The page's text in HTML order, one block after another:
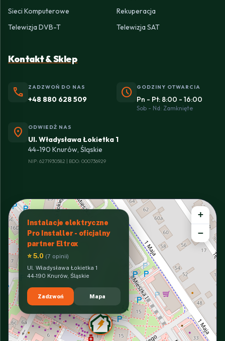
Sieci Komputerowe
Rekuperacja
Telewizja DVB-T
Telewizja SAT
Kontakt & Sklep
phone ZADZWOŃ DO NAS
+48 880 628 509 schedule GODZINY OTWARCIA
Pn - Pt: 8:00 - 16:00
Sob - Nd: Zamknięte
location_on ODWIEDŹ NAS
Ul. Władysława Łokietka 1
44-190 Knurów, Śląskie
NIP: 6271930582 | BDO: 000736929
Instalacje elektryczne
Pro Installer - oficjalny
partner Eltrox
⭐ 5.0 (7 opinii)
Ul. Władysława Łokietka 1
44-190 Knurów, Śląskie
Zadzwoń Mapa
+
−